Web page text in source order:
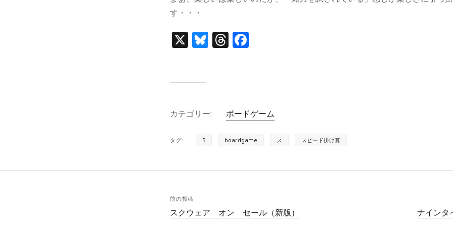
す・・・
X Bl
y
T
d
s
b
o
o
カテゴリー: ボードゲーム
タグ: 5 boardgame ス スピード掛け算
前の投稿
スクウェア オン セール（新版） ナインタ